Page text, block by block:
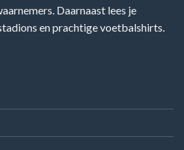
Daarnaast lees je
en prachtige voetbalshirts.